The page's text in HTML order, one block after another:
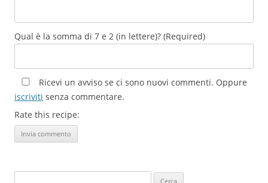
Qual è la somma di 7 e 2 (in lettere)? (Required)
Ricevi un avviso se ci sono nuovi commenti. Oppure
iscriviti senza commentare.
Rate this recipe: